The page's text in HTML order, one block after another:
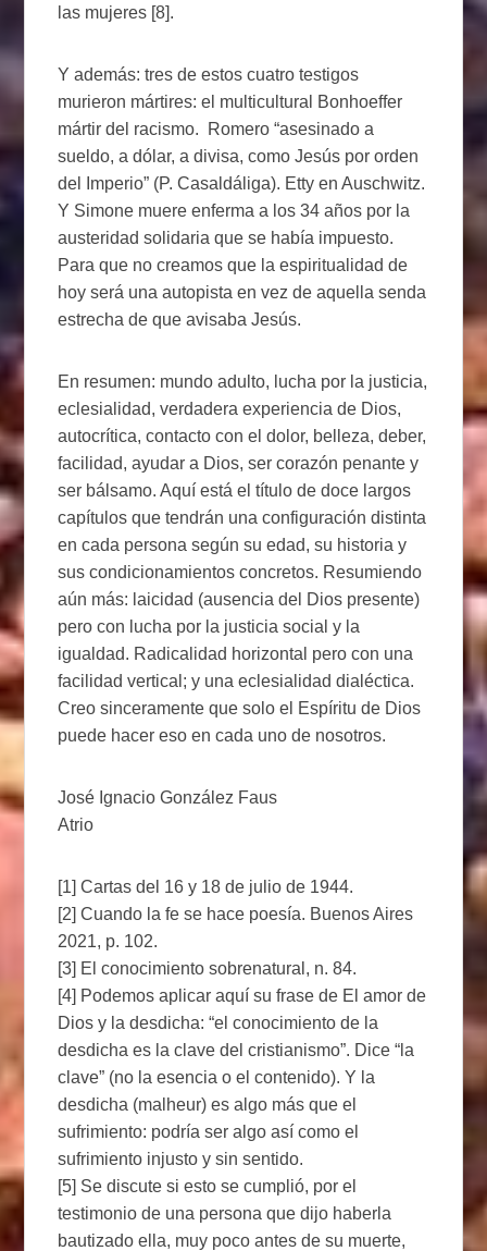
las mujeres [8].
Y además: tres de estos cuatro testigos
murieron mártires: el multicultural Bonhoeffer
mártir del racismo. Romero “asesinado a
sueldo, a dólar, a divisa, como Jesús por orden
del Imperio” (P. Casaldáliga). Etty en Auschwitz.
Y Simone muere enferma a los 34 años por la
austeridad solidaria que se había impuesto.
Para que no creamos que la espiritualidad de
hoy será una autopista en vez de aquella senda
estrecha de que avisaba Jesús.
En resumen: mundo adulto, lucha por la justicia,
eclesialidad, verdadera experiencia de Dios,
autocrítica, contacto con el dolor, belleza, deber,
facilidad, ayudar a Dios, ser corazón penante y
ser bálsamo. Aquí está el título de doce largos
capítulos que tendrán una configuración distinta
en cada persona según su edad, su historia y
sus condicionamientos concretos. Resumiendo
aún más: laicidad (ausencia del Dios presente)
pero con lucha por la justicia social y la
igualdad. Radicalidad horizontal pero con una
facilidad vertical; y una eclesialidad dialéctica.
Creo sinceramente que solo el Espíritu de Dios
puede hacer eso en cada uno de nosotros.
José Ignacio González Faus
Atrio
[1] Cartas del 16 y 18 de julio de 1944.
[2] Cuando la fe se hace poesía. Buenos Aires
2021, p. 102.
[3] El conocimiento sobrenatural, n. 84.
[4] Podemos aplicar aquí su frase de El amor de
Dios y la desdicha: “el conocimiento de la
desdicha es la clave del cristianismo”. Dice “la
clave” (no la esencia o el contenido). Y la
desdicha (malheur) es algo más que el
sufrimiento: podría ser algo así como el
sufrimiento injusto y sin sentido.
[5] Se discute si esto se cumplió, por el
testimonio de una persona que dijo haberla
bautizado ella, muy poco antes de su muerte,